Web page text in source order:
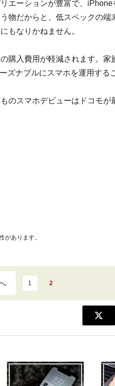
エーションが豊富で、
物だからと、低スペックの端
もなりかねません。
購入費用が軽減されます。家
ズナブルにスマホを運用する
のスマホデビューはドコモが
あります。
1 2